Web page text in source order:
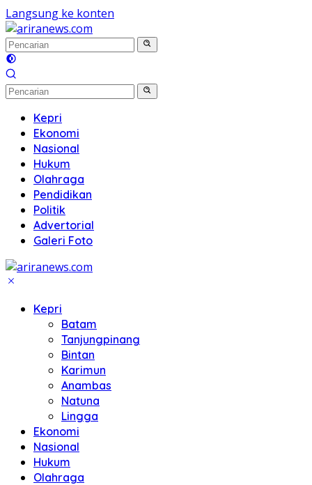
Langsung ke konten
Kepri
Ekonomi
Nasional
Hukum
Olahraga
Pendidikan
Politik
Advertorial
Galeri Foto
Kepri
Batam
Tanjungpinang
Bintan
Karimun
Anambas
Natuna
Lingga
Ekonomi
Nasional
Hukum
Olahraga